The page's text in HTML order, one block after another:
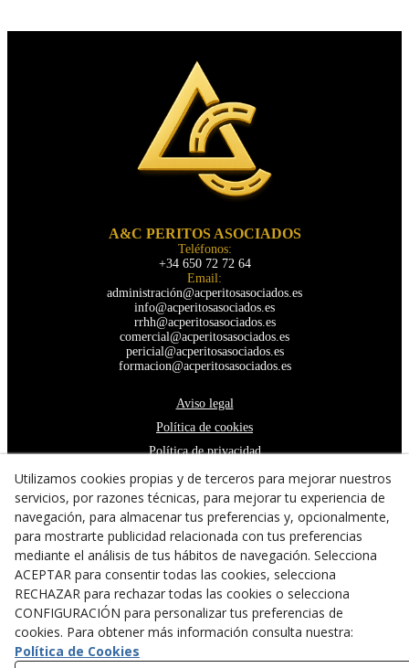
A&C PERITOS ASOCIADOS
Teléfonos:
+34 650 72 72 64
Email:
administración@acperitosasociados.es
info@acperitosasociados.es
rrhh@acperitosasociados.es
comercial@acperitosasociados.es
pericial@acperitosasociados.es
formacion@acperitosasociados.es
Aviso legal
Política de cookies
Política de privacidad
Declaración de accesibilidad
© 08/2026 A&C Peritos Asociados - Todos los derechos
Utilizamos cookies propias y de terceros para mejorar nuestros
servicios, por razones técnicas, para mejorar tu experiencia de
navegación, para almacenar tus preferencias y, opcionalmente,
para mostrarte publicidad relacionada con tus preferencias
mediante el análisis de tus hábitos de navegación. Selecciona
ACEPTAR para consentir todas las cookies, selecciona
RECHAZAR para rechazar todas las cookies o selecciona
CONFIGURACIÓN para personalizar tus preferencias de
cookies. Para obtener más información consulta nuestra:
Política de Cookies